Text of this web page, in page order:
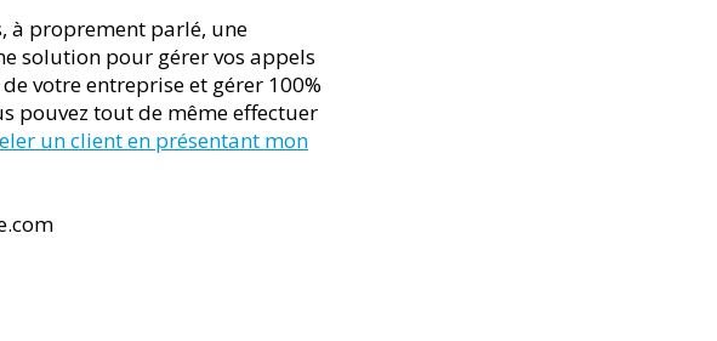
à proprement parlé, une
solution pour gérer vos appels
votre entreprise et gérer 100%
pouvez tout de même effectuer
un client en présentant mon